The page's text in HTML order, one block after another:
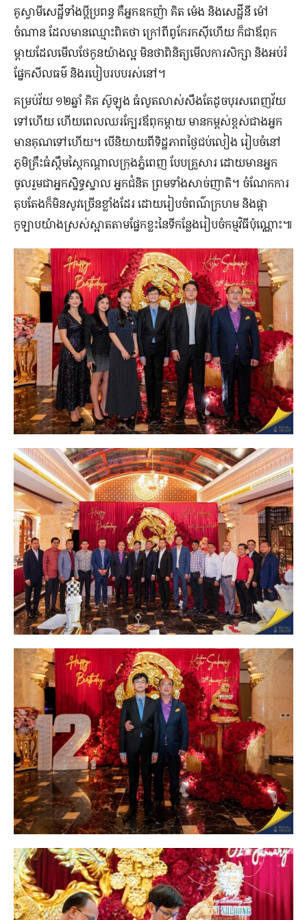
គូ​ស្វាមី​សេដ្ឋី​ទាំង​ប្ដី​ប្រពន្ធ គឺ​អ្នក​ឧកញ៉ា គិត ម៉េង និង​សេដ្ឋី​នី ម៉ៅ
ចំណាន ដែល​មាន​ឈ្មោះ​ពិត​ថា ក្រៅពី​ពូកែ​រកស៊ី​ហើយ ក៏​ជា​ឪពុក​
ម្ដាយ​ដែល​មើល​ថែ​កូន​យ៉ាង​ល្អ មិន​ថា​ពិនិត្យ​មើល​ការ​សិក្សា និង​អប់រំ​
ផ្នែក​សីលធម៌ និង​របៀបរបប​រស់នៅ។
គម្រប់​វ័យ ១២​ឆ្នាំ គិត ស៊ូឡុង ធំ​លូតលាស់​សឹងតែ​ដូច​បុរស​ពេញវ័យ​
ទៅ​ហើយ ហើយ​ពេល​ឈរ​ក្បែរ​ឪពុក​ម្ដាយ មាន​កម្ពស់​ខ្ពស់​ជាង​អ្នក​
មាន​គុណ​ទៅ​ហើយ។ បើ​និយាយ​ពី​ទិដ្ឋភាព​ថ្ងៃ​ជប់លៀង រៀបចំ​នៅ​
ភូមិគ្រឹះ​ធំ​ស្កឹមស្កៃ​កណ្ដាល​ក្រុង​ភ្នំពេញ បែប​គ្រួសារ ដោយ​មាន​អ្នក​
ចូលរួម​ជា​អ្នក​ស្និទ្ធស្នាល អ្នក​ជំនិត ព្រម​ទាំង​សាច់​ញាតិ។ ចំណែក​ការ​
តុបតែង​ក៏​មិន​សូវ​ច្រើន​ខ្លាំង​ដែរ ដោយ​រៀបចំ​ពណ៌​ក្រហម និង​ផ្កា​
កូឡាប​យ៉ាង​ស្រស់​ស្អាត​តាម​ផ្នែក​ខ្លះ​នៃ​ទីកន្លែង​រៀបចំ​កម្មវិធី​ប៉ុណ្ណោះ៕